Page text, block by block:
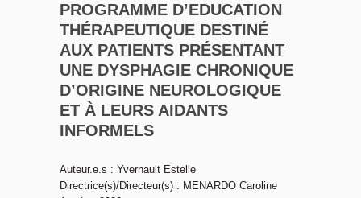
PROGRAMME D’EDUCATION
THÉRAPEUTIQUE DESTINÉ
AUX PATIENTS PRÉSENTANT
UNE DYSPHAGIE CHRONIQUE
D’ORIGINE NEUROLOGIQUE
ET À LEURS AIDANTS
INFORMELS
Auteur.e.s : Yvernault Estelle
Directrice(s)/Directeur(s) : MENARDO Caroline